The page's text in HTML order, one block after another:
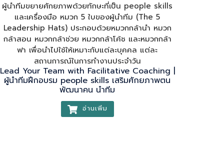
ผู้นำทีมขยายศักยภาพด้วยทักษะที่เป็น people skills
และเครื่องมือ หมวก 5 ใบของผู้นำทีม (The 5
Leadership Hats) ประกอบด้วยหมวกกล้านํา หมวก
กล้าสอน หมวกกล้าช่วย หมวกกล้าโค้ช และหมวกกล้า
ฟา เพื่อนำไปใช้ให้เหมาะกับแต่ละบุคคล แต่ละ
สถานการณ์ในการทํางานประจําวัน
Lead Your Team with Facilitative Coaching |
ผู้นำทีมฝึกอบรม people skills เสริมศักยภาพตน
พัฒนาคน นำทีม
อ่านเพิ่ม